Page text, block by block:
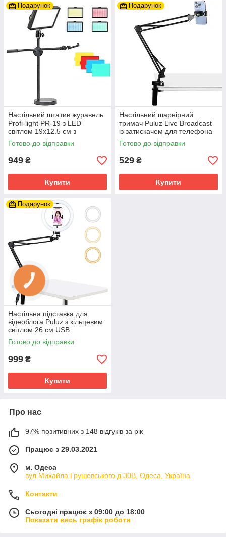
Подарунок
Настільний штатив журавель
Profi-light PR-19 з LED
світлом 19х12.5 см з
кольоровими фільтрами
Готово до відправки
949 ₴
Купити
Подарунок
Настільний шарнірний
тримач Puluz Live Broadcast
із затискачем для телефона
Готово до відправки
529 ₴
Купити
Подарунок
Настільна підставка для
відеоблога Puluz з кільцевим
світлом 26 см USB
Готово до відправки
999 ₴
Купити
Про нас
97% позитивних з 148 відгуків за рік
Працює з 29.03.2021
м. Одеса
вул.Михайла Грушевського д.30В, Одеса, Україна
Контакти
Сьогодні працює з 09:00 до 18:00
Показати весь графік роботи